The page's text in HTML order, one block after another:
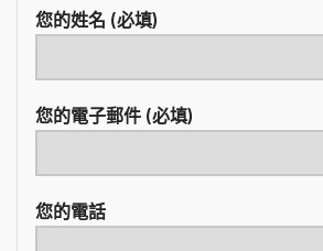
您的姓名 (必填)
您的電子郵件 (必填)
您的電話